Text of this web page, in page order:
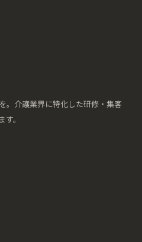
。介護業界に特化した研修・集客
。